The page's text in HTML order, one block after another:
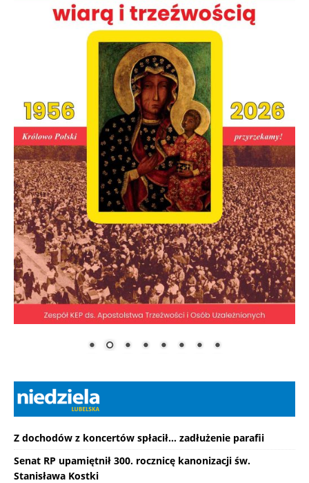
Z dochodów z koncertów spłacił... zadłużenie parafii
Senat RP upamiętnił 300. rocznicę kanonizacji św.
Stanisława Kostki